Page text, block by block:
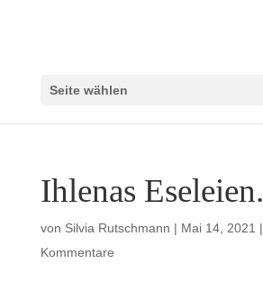
Seite wählen
Ihlenas Eseleien.
von Silvia Rutschmann | Mai 14, 2021 |
Kommentare